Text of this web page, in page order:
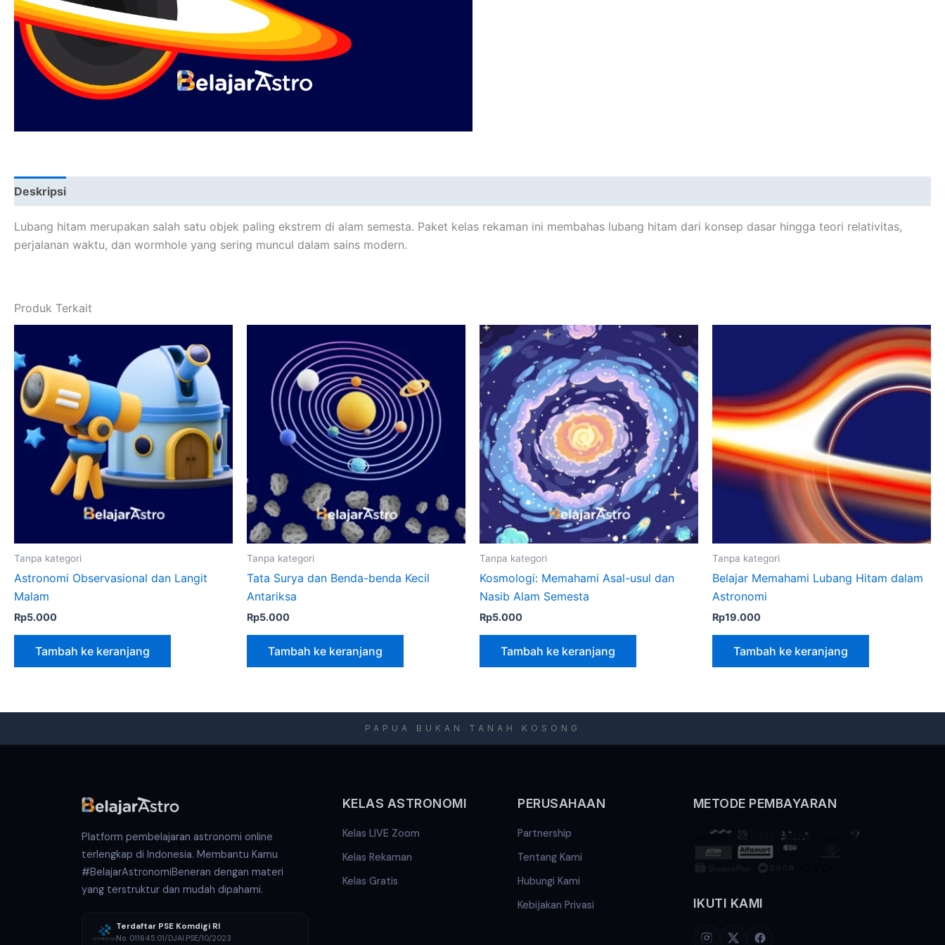
Deskripsi
Lubang hitam merupakan salah satu objek paling ekstrem di alam semesta. Paket kelas rekaman ini membahas lubang hitam dari konsep dasar hingga teori relativitas,
perjalanan waktu, dan wormhole yang sering muncul dalam sains modern.
Produk Terkait
Tanpa kategori
Astronomi Observasional dan Langit
Malam
Rp5.000
Tambah ke keranjang
Tanpa kategori
Tata Surya dan Benda-benda Kecil
Antariksa
Rp5.000
Tambah ke keranjang
Tanpa kategori
Kosmologi: Memahami Asal-usul dan
Nasib Alam Semesta
Rp5.000
Tambah ke keranjang
Tanpa kategori
Belajar Memahami Lubang Hitam dalam
Astronomi
Rp19.000
Tambah ke keranjang
PAPUA BUKAN TANAH KOSONG
Platform pembelajaran astronomi online
terlengkap di Indonesia. Membantu Kamu
#BelajarAstronomiBeneran dengan materi
yang terstruktur dan mudah dipahami.
Terdaftar PSE Komdigi RI
No. 011645.01/DJAI.PSE/10/2023
KELAS ASTRONOMI
Kelas LIVE Zoom
Kelas Rekaman
Kelas Gratis
PERUSAHAAN
Partnership
Tentang Kami
Hubungi Kami
Kebijakan Privasi
METODE PEMBAYARAN
IKUTI KAMI